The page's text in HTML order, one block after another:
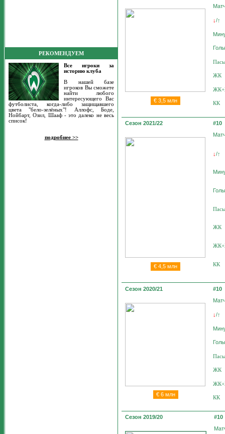
РЕКОМЕНДУЕМ
Все игроки за
историю клуба
В нашей базе
игроков Вы сможете
найти любого
интересующего Вас
футболиста, когда-либо защищавшего
цвета "бело-зелёных"! Аллофс, Боде,
Нойбарт, Озил, Шааф - это далеко не весь
список!
подробнее >>
€ 3,5 млн
↓/↑
ЖК
КК
Сезон 2021/22 #10
€ 4,5 млн
↓/↑
ЖК
КК
Сезон 2020/21 #10
€ 6 млн
↓/↑
ЖК
КК
Сезон 2019/20 #10